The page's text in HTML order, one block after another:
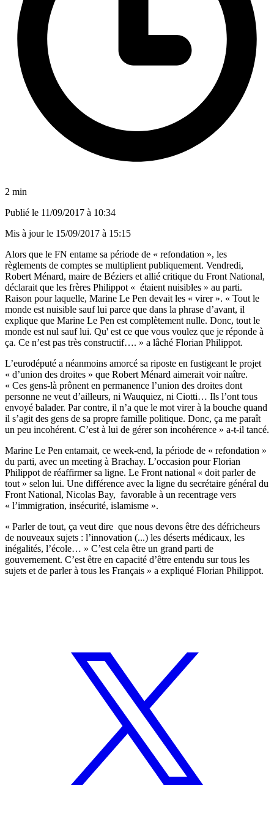
2 min
Publié le 11/09/2017 à 10:34
Mis à jour le 15/09/2017 à 15:15
Alors que le FN entame sa période de « refondation », les
règlements de comptes se multiplient publiquement. Vendredi,
Robert Ménard, maire de Béziers et allié critique du Front National,
déclarait que les frères Philippot « étaient nuisibles » au parti.
Raison pour laquelle, Marine Le Pen devait les « virer ». « Tout le
monde est nuisible sauf lui parce que dans la phrase d’avant, il
explique que Marine Le Pen est complètement nulle. Donc, tout le
monde est nul sauf lui. Qu' est ce que vous voulez que je réponde à
ça. Ce n’est pas très constructif…. » a lâché Florian Philippot.
L’eurodéputé a néanmoins amorcé sa riposte en fustigeant le projet
« d’union des droites » que Robert Ménard aimerait voir naître.
« Ces gens-là prônent en permanence l’union des droites dont
personne ne veut d’ailleurs, ni Wauquiez, ni Ciotti… Ils l’ont tous
envoyé balader. Par contre, il n’a que le mot virer à la bouche quand
il s’agit des gens de sa propre famille politique. Donc, ça me paraît
un peu incohérent. C’est à lui de gérer son incohérence » a-t-il tancé.
Marine Le Pen entamait, ce week-end, la période de « refondation »
du parti, avec un meeting à Brachay. L’occasion pour Florian
Philippot de réaffirmer sa ligne. Le Front national « doit parler de
tout » selon lui. Une différence avec la ligne du secrétaire général du
Front National, Nicolas Bay, favorable à un recentrage vers
« l’immigration, insécurité, islamisme ».
« Parler de tout, ça veut dire que nous devons être des défricheurs
de nouveaux sujets : l’innovation (...) les déserts médicaux, les
inégalités, l’école… » C’est cela être un grand parti de
gouvernement. C’est être en capacité d’être entendu sur tous les
sujets et de parler à tous les Français » a expliqué Florian Philippot.